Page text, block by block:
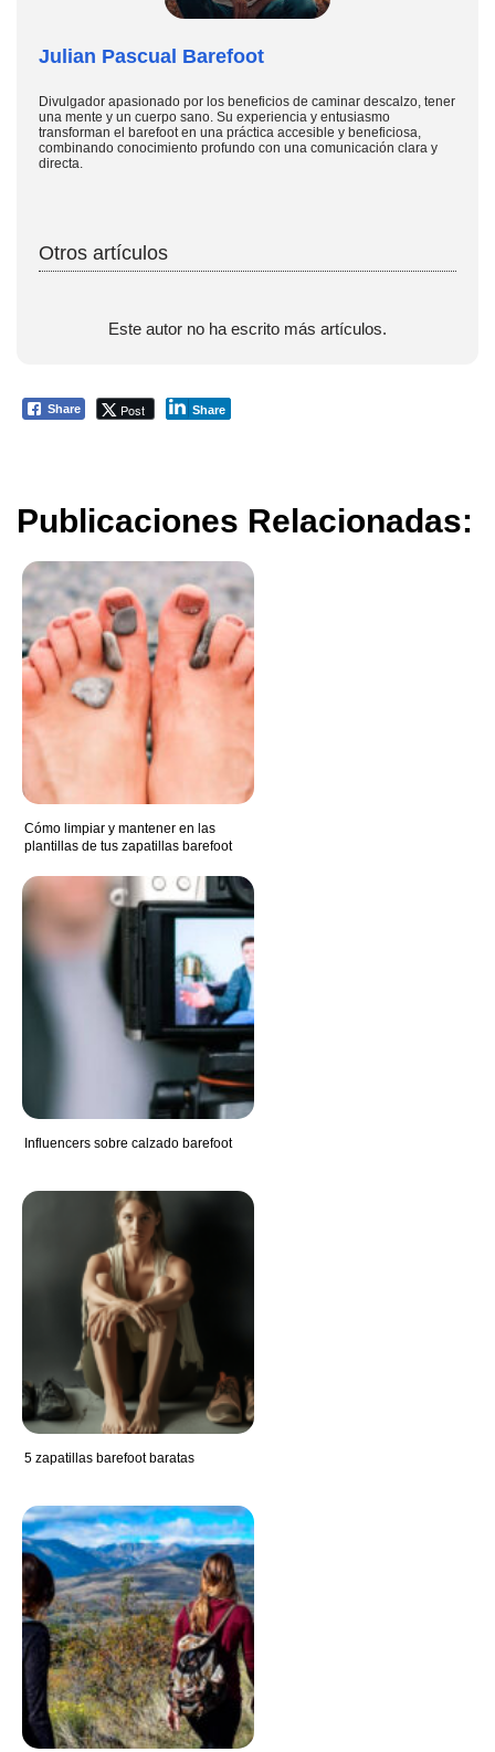
Julian Pascual Barefoot
Divulgador apasionado por los beneficios de caminar descalzo, tener
una mente y un cuerpo sano. Su experiencia y entusiasmo
transforman el barefoot en una práctica accesible y beneficiosa,
combinando conocimiento profundo con una comunicación clara y
directa.
Otros artículos
Este autor no ha escrito más artículos.
Share Post Share
Publicaciones Relacionadas:
Cómo limpiar y mantener en las
plantillas de tus zapatillas barefoot
Influencers sobre calzado barefoot
5 zapatillas barefoot baratas